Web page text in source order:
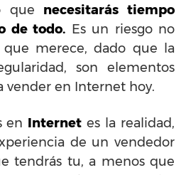
que necesitarás tiempo
de todo. Es un riesgo no
merece, dado que la
son elementos
vender en Internet hoy.
en Internet es la realidad,
de un vendedor
tendrás tu, a menos que